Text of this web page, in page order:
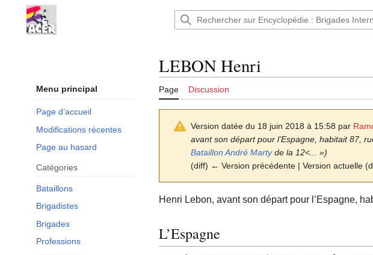
contenu
Encyclopédie : Brigades Internationales,volontaires français et
Menu principal
Page d’accueil
Modifications récentes
Page au hasard
Catégories
Bataillons
Brigadistes
Brigades
Professions
LEBON Henri
Page Discussion
Version datée du 18 juin 2018 à 15:58 par
avant son départ pour l’Espagne, habitait 87,
Bataillon André Martyde la 12<... »)
(diff) ← Version précédente | Version actuelle
Henri Lebon, avant son départ pour l’Espagne,
L’Espagne